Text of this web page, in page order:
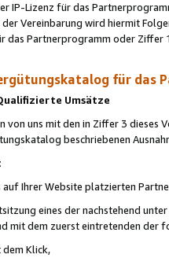
IP-Lizenz für das
der Vereinbarung wird hiermit
das Partnerprogramm oder
für das
Umsätze
von uns mit den in Ziffer 3
beschriebenen
:
Ihrer Website platzierten
eines der nachstehend
mit dem zuerst eintretenden der
Klick,